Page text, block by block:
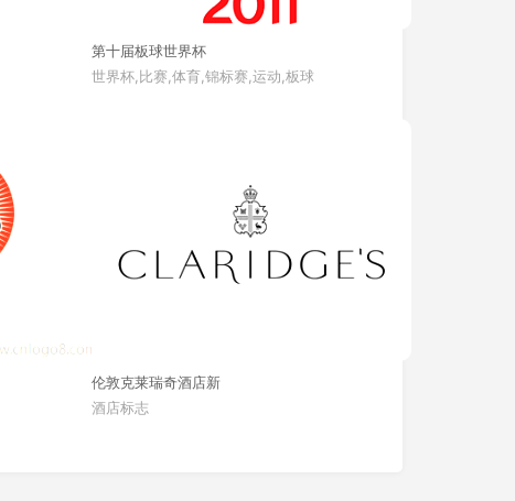
第十届板球世界杯
世界杯,比赛,体育,锦标赛,运动,板球
伦敦克莱瑞奇酒店新
酒店标志